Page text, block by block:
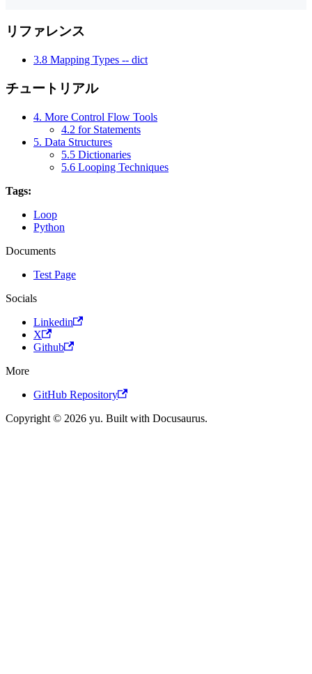
リファレンス
3.8 Mapping Types -- dict
チュートリアル
4. More Control Flow Tools
4.2 for Statements
5. Data Structures
5.5 Dictionaries
5.6 Looping Techniques
Tags:
Loop
Python
Documents
Test Page
Socials
Linkedin
X
Github
More
GitHub Repository
Copyright © 2026 yu. Built with Docusaurus.